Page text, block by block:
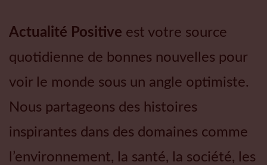
Actualité Positive est votre source
quotidienne de bonnes nouvelles pour
voir le monde sous un angle optimiste.
Nous partageons des histoires
inspirantes dans des domaines comme
l’environnement, la santé, la société, les